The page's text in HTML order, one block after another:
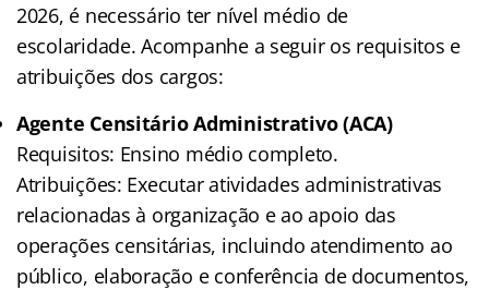
2026, é necessário ter nível médio de
escolaridade. Acompanhe a seguir os requisitos e
atribuições dos cargos:
Agente Censitário Administrativo (ACA)
Requisitos: Ensino médio completo.
Atribuições: Executar atividades administrativas
relacionadas à organização e ao apoio das
operações censitárias, incluindo atendimento ao
público, elaboração e conferência de documentos,